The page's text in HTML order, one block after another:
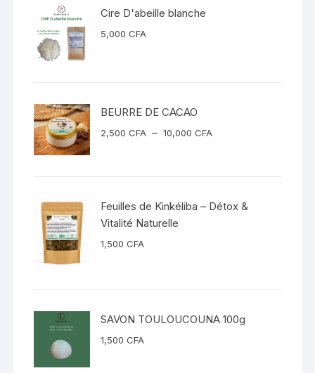
Cire D'abeille blanche
5,000CFA
BEURRE DE CACAO
2,500CFA – 10,000CFA
Feuilles de Kinkéliba – Détox &
Vitalité Naturelle
1,500CFA
SAVON TOULOUCOUNA 100g
1,500CFA